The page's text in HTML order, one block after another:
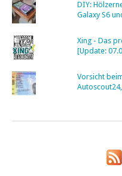
DIY:
Galaxy S6
Xing - Das
[Update:
Vorsicht